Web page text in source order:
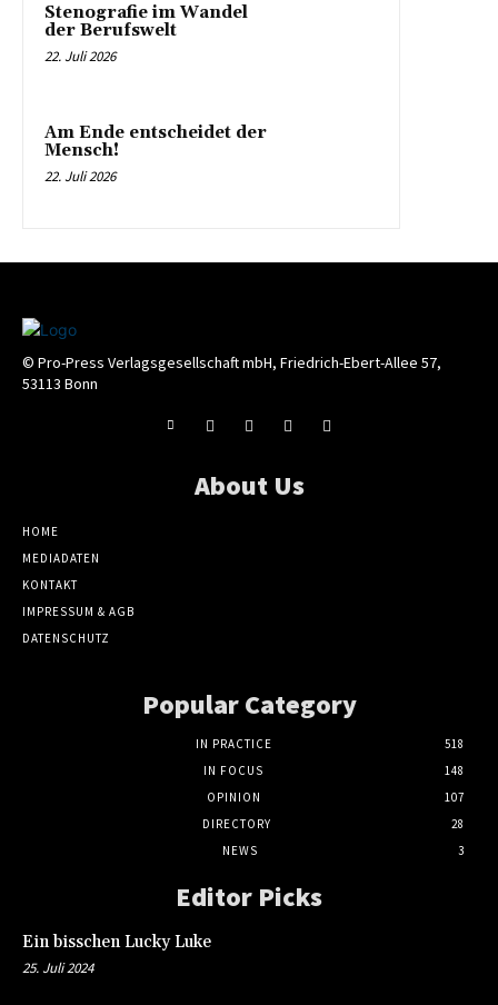
Stenografie im Wandel
der Berufswelt
22. Juli 2026
Am Ende entscheidet der
Mensch!
22. Juli 2026
© Pro-Press Verlagsgesellschaft mbH, Friedrich-Ebert-Allee 57,
53113 Bonn
About Us
HOME
MEDIADATEN
KONTAKT
IMPRESSUM & AGB
DATENSCHUTZ
Popular Category
IN PRACTICE
518
IN FOCUS
148
OPINION
107
DIRECTORY
28
NEWS
3
Editor Picks
Ein bisschen Lucky Luke
25. Juli 2024